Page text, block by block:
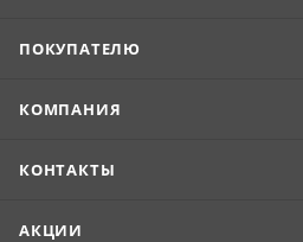
ПОКУПАТЕЛЮ
КОМПАНИЯ
КОНТАКТЫ
АКЦИИ